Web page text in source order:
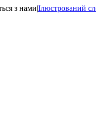
з нами|Ілюстрований